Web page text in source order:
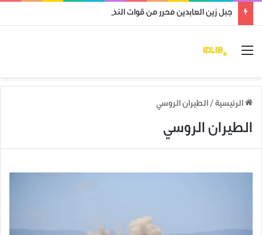
جبل زين العابدين محرر من قوات النظام وميليشياته
القائمة
الرئيسية / الطيران الروسي
الطيران الروسي